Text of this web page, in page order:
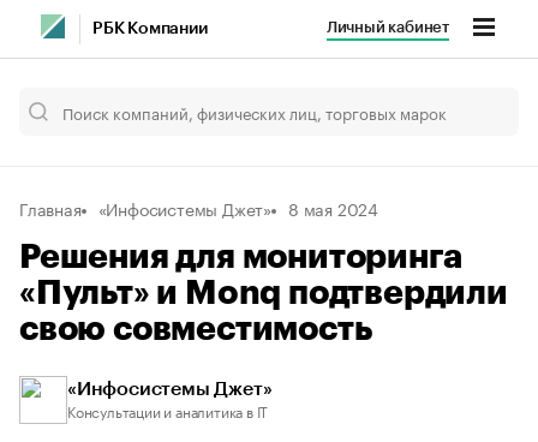
РБК Компании Личный кабинет
Главная «Инфосистемы Джет» 8 мая 2024
Решения для мониторинга
«Пульт» и Monq подтвердили
свою совместимость
«Инфосистемы Джет»
Консультации и аналитика в IT